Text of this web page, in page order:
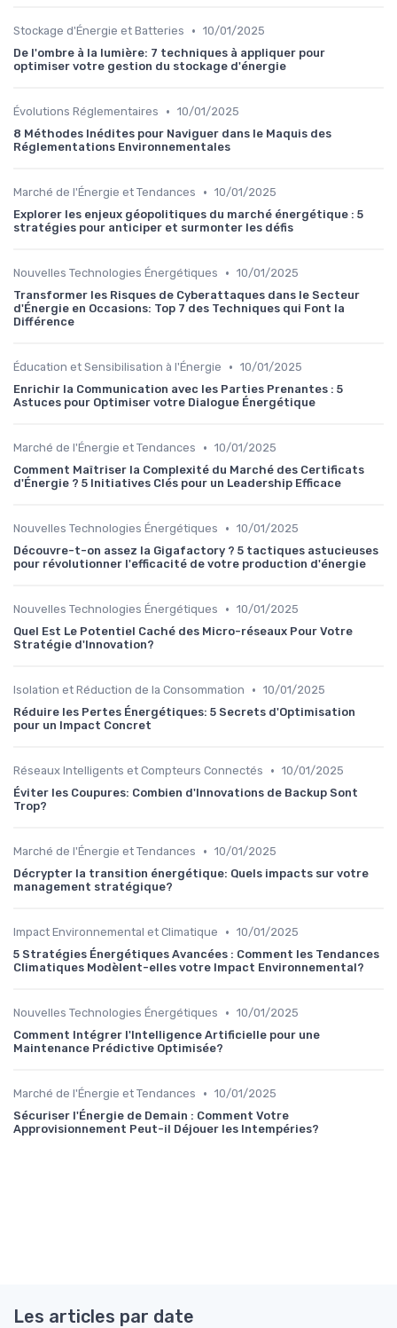
Stockage d'Énergie et Batteries • 10/01/2025
De l'ombre à la lumière: 7 techniques à appliquer pour
optimiser votre gestion du stockage d'énergie
Évolutions Réglementaires • 10/01/2025
8 Méthodes Inédites pour Naviguer dans le Maquis des
Réglementations Environnementales
Marché de l'Énergie et Tendances • 10/01/2025
Explorer les enjeux géopolitiques du marché énergétique : 5
stratégies pour anticiper et surmonter les défis
Nouvelles Technologies Énergétiques • 10/01/2025
Transformer les Risques de Cyberattaques dans le Secteur
d'Énergie en Occasions: Top 7 des Techniques qui Font la
Différence
Éducation et Sensibilisation à l'Énergie • 10/01/2025
Enrichir la Communication avec les Parties Prenantes : 5
Astuces pour Optimiser votre Dialogue Énergétique
Marché de l'Énergie et Tendances • 10/01/2025
Comment Maîtriser la Complexité du Marché des Certificats
d'Énergie ? 5 Initiatives Clés pour un Leadership Efficace
Nouvelles Technologies Énergétiques • 10/01/2025
Découvre-t-on assez la Gigafactory ? 5 tactiques astucieuses
pour révolutionner l'efficacité de votre production d'énergie
Nouvelles Technologies Énergétiques • 10/01/2025
Quel Est Le Potentiel Caché des Micro-réseaux Pour Votre
Stratégie d'Innovation?
Isolation et Réduction de la Consommation • 10/01/2025
Réduire les Pertes Énergétiques: 5 Secrets d'Optimisation
pour un Impact Concret
Réseaux Intelligents et Compteurs Connectés • 10/01/2025
Éviter les Coupures: Combien d'Innovations de Backup Sont
Trop?
Marché de l'Énergie et Tendances • 10/01/2025
Décrypter la transition énergétique: Quels impacts sur votre
management stratégique?
Impact Environnemental et Climatique • 10/01/2025
5 Stratégies Énergétiques Avancées : Comment les Tendances
Climatiques Modèlent-elles votre Impact Environnemental?
Nouvelles Technologies Énergétiques • 10/01/2025
Comment Intégrer l'Intelligence Artificielle pour une
Maintenance Prédictive Optimisée?
Marché de l'Énergie et Tendances • 10/01/2025
Sécuriser l'Énergie de Demain : Comment Votre
Approvisionnement Peut-il Déjouer les Intempéries?
Les articles par date